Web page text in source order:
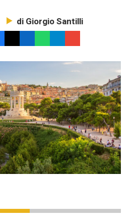
di Giorgio Santilli